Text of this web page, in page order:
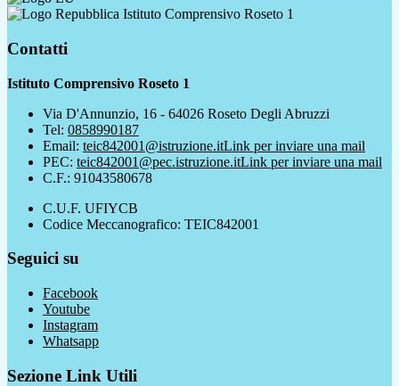
Istituto Comprensivo Roseto 1
Contatti
Istituto Comprensivo Roseto 1
Via D'Annunzio, 16 - 64026 Roseto Degli Abruzzi
Tel: 0858990187
Email: teic842001@istruzione.itLink per inviare una mail
PEC: teic842001@pec.istruzione.itLink per inviare una mail
C.F.: 91043580678
C.U.F. UFIYCB
Codice Meccanografico: TEIC842001
Seguici su
Facebook
Youtube
Instagram
Whatsapp
Sezione Link Utili